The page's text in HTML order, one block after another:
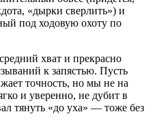
«дырки сверлить») и
под ходовую охоту по
хват и прекрасно
к запястью. Пусть
точность, но мы не на
и уверенно, не дубит в
тянуть «до уха» — тоже без